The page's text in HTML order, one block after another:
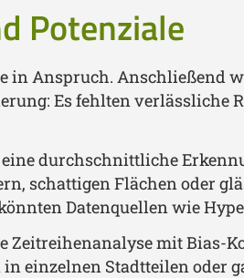
Potenziale
in Anspruch. Anschließend
Es fehlten verlässliche
durchschnittliche
schattigen Flächen oder
Datenquellen wie
Zeitreihenanalyse mit
einzelnen Stadtteilen oder